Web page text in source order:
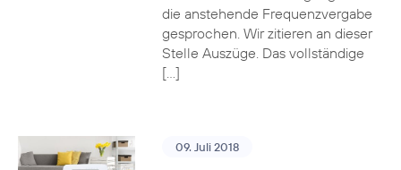
die anstehende Frequenzvergabe
gesprochen. Wir zitieren an dieser
Stelle Auszüge. Das vollständige
[…]
09. Juli 2018